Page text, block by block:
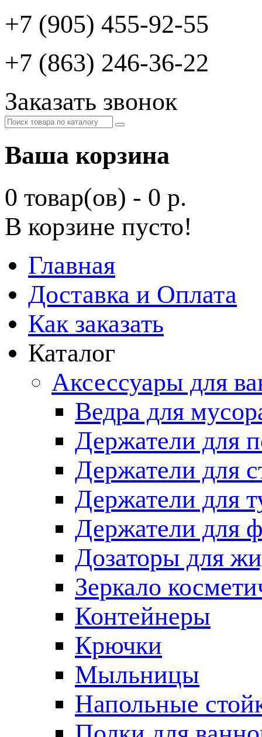
+7 (905) 455-92-55
+7 (863) 246-36-22
Заказать звонок
Ваша корзина
0 товар(ов) - 0 р.
В корзине пусто!
Главная
Доставка и Оплата
Как заказать
Каталог
Аксессуары для
Ведра для
Держатели для
Держатели для
Держатели для
Держатели для
Дозаторы для
Зеркало
Контейнеры
Крючки
Мыльницы
Напольные